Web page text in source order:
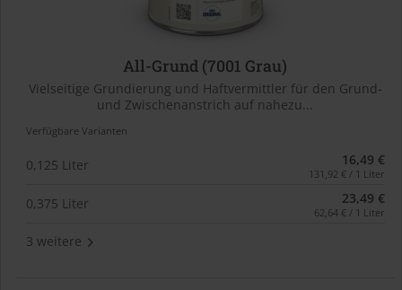
All-Grund (7001 Grau)
Vielseitige Grundierung und Haftvermittler für den Grund-
und Zwischenanstrich auf nahezu...
Verfügbare Varianten
0,125 Liter 16,49 €
131,92 € / 1 Liter
0,375 Liter 23,49 €
62,64 € / 1 Liter
3 weitere